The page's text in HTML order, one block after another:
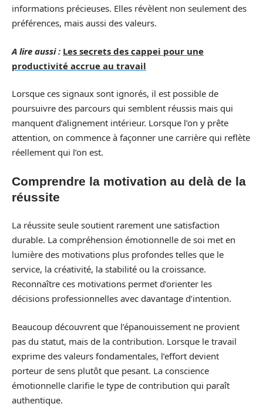
informations précieuses. Elles révèlent non seulement des
préférences, mais aussi des valeurs.
A lire aussi : Les secrets des cappei pour une
productivité accrue au travail
Lorsque ces signaux sont ignorés, il est possible de
poursuivre des parcours qui semblent réussis mais qui
manquent d’alignement intérieur. Lorsque l’on y prête
attention, on commence à façonner une carrière qui reflète
réellement qui l’on est.
Comprendre la motivation au delà de la
réussite
La réussite seule soutient rarement une satisfaction
durable. La compréhension émotionnelle de soi met en
lumière des motivations plus profondes telles que le
service, la créativité, la stabilité ou la croissance.
Reconnaître ces motivations permet d’orienter les
décisions professionnelles avec davantage d’intention.
Beaucoup découvrent que l’épanouissement ne provient
pas du statut, mais de la contribution. Lorsque le travail
exprime des valeurs fondamentales, l’effort devient
porteur de sens plutôt que pesant. La conscience
émotionnelle clarifie le type de contribution qui paraît
authentique.